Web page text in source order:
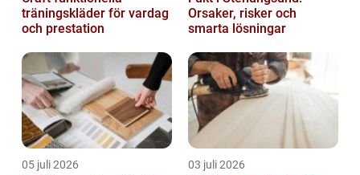
träningskläder för vardag
och prestation
Orsaker, risker och
smarta lösningar
05 juli 2026 03 juli 2026